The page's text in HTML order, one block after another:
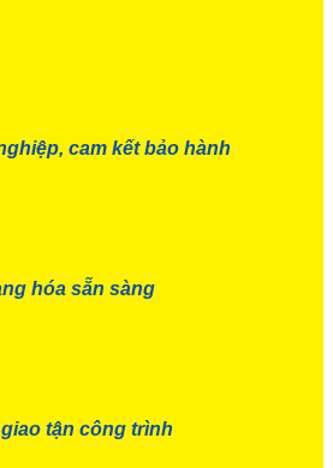
cam kết bảo hành
hóa sẵn sàng
tận công trình